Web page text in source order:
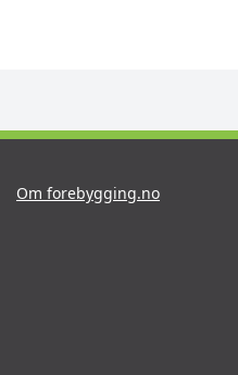
Om forebygging.no